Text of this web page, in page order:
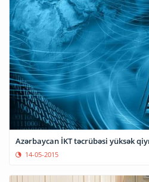
Azərbaycan İKT təcrübəsi yüksək
14-05-2015